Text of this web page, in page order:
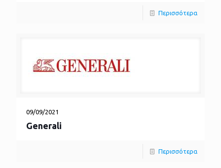
Περισσότερα
09/09/2021
Generali
Περισσότερα